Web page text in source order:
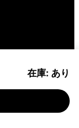
在庫: あり